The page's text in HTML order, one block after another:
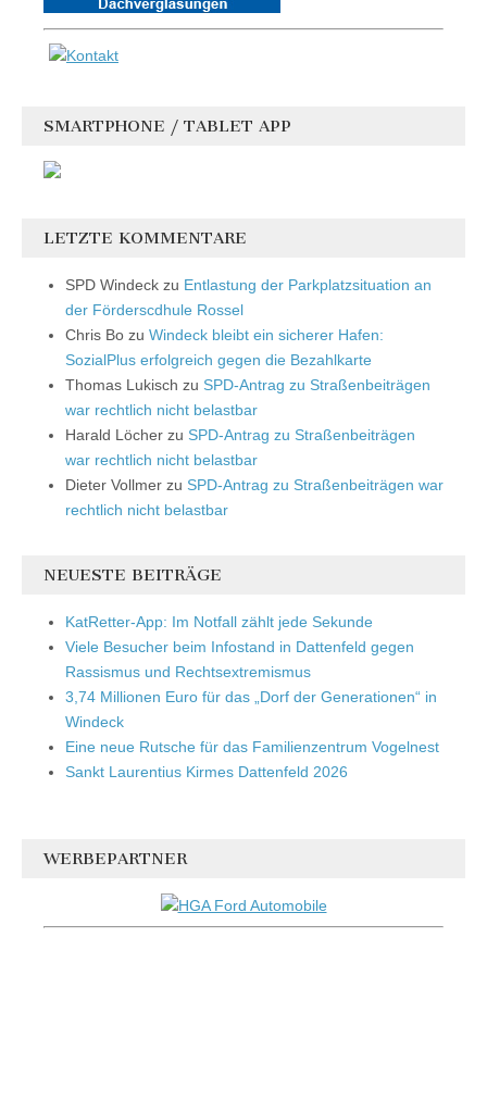
SMARTPHONE / TABLET APP
LETZTE KOMMENTARE
SPD Windeck zu Entlastung der Parkplatzsituation an
der Förderscdhule Rossel
Chris Bo zu Windeck bleibt ein sicherer Hafen:
SozialPlus erfolgreich gegen die Bezahlkarte
Thomas Lukisch zu SPD-Antrag zu Straßenbeiträgen
war rechtlich nicht belastbar
Harald Löcher zu SPD-Antrag zu Straßenbeiträgen
war rechtlich nicht belastbar
Dieter Vollmer zu SPD-Antrag zu Straßenbeiträgen war
rechtlich nicht belastbar
NEUESTE BEITRÄGE
KatRetter-App: Im Notfall zählt jede Sekunde
Viele Besucher beim Infostand in Dattenfeld gegen
Rassismus und Rechtsextremismus
3,74 Millionen Euro für das „Dorf der Generationen“ in
Windeck
Eine neue Rutsche für das Familienzentrum Vogelnest
Sankt Laurentius Kirmes Dattenfeld 2026
WERBEPARTNER